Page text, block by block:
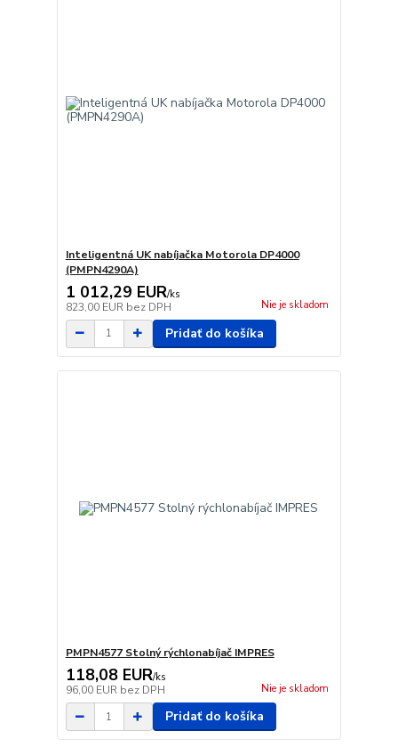
Inteligentná UK nabíjačka Motorola DP4000
(PMPN4290A)
1 012,29 EUR/ks
823,00 EUR bez DPH Nie je skladom
Pridať do košíka
PMPN4577 Stolný rýchlonabíjač IMPRES
118,08 EUR/ks
96,00 EUR bez DPH Nie je skladom
Pridať do košíka